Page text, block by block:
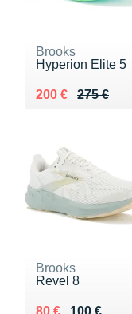
Brooks
Hyperion Elite 5
275 €
Au lieu de 275 €
200 €
Vendu 200 €
Brooks
Revel 8
100 €
Au lieu de 100 €
80 €
Vendu 80 €